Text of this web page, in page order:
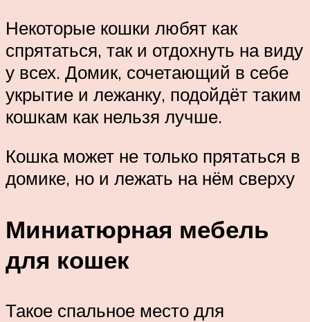
Некоторые кошки любят как
спрятаться, так и отдохнуть на виду
у всех. Домик, сочетающий в себе
укрытие и лежанку, подойдёт таким
кошкам как нельзя лучше.
Кошка может не только прятаться в
домике, но и лежать на нём сверху
Миниатюрная мебель
для кошек
Такое спальное место для